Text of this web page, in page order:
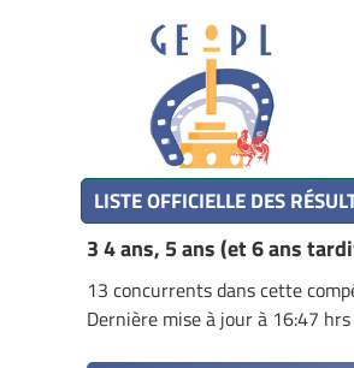
LISTE OFFICIELLE DES
3 4 ans, 5 ans (et 6 ans
13 concurrents dans cette
Dernière mise à jour à 16:47